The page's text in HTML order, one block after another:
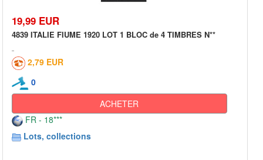
19,99 EUR
4839 ITALIE FIUME 1920 LOT 1 BLOC de 4 TIMBRES N**
2,79 EUR
0
ACHETER
FR - 18***
Lots, collections